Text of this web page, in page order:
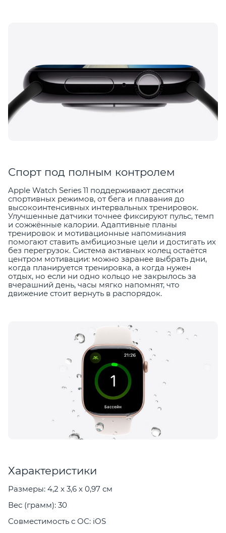
Спорт под полным контролем
Apple Watch Series 11 поддерживают десятки
спортивных режимов, от бега и плавания до
высокоинтенсивных интервальных тренировок.
Улучшенные датчики точнее фиксируют пульс, темп
и сожжённые калории. Адаптивные планы
тренировок и мотивационные напоминания
помогают ставить амбициозные цели и достигать их
без перегрузок. Система активных колец остаётся
центром мотивации: можно заранее выбрать дни,
когда планируется тренировка, а когда нужен
отдых, но если ни одно кольцо не закрылось за
вчерашний день, часы мягко напомнят, что
движение стоит вернуть в распорядок.
Характеристики
Размеры: 4,2 x 3,6 x 0,97 см
Вес (грамм): 30
Совместимость с ОС: iOS